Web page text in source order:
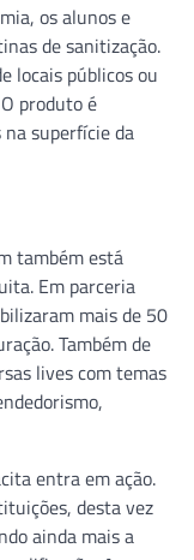
os alunos e
de sanitização.
locais públicos ou
produto é
superfície da
também está
Em parceria
mais de 50
Também de
lives com temas
entra em ação.
desta vez
ainda mais a